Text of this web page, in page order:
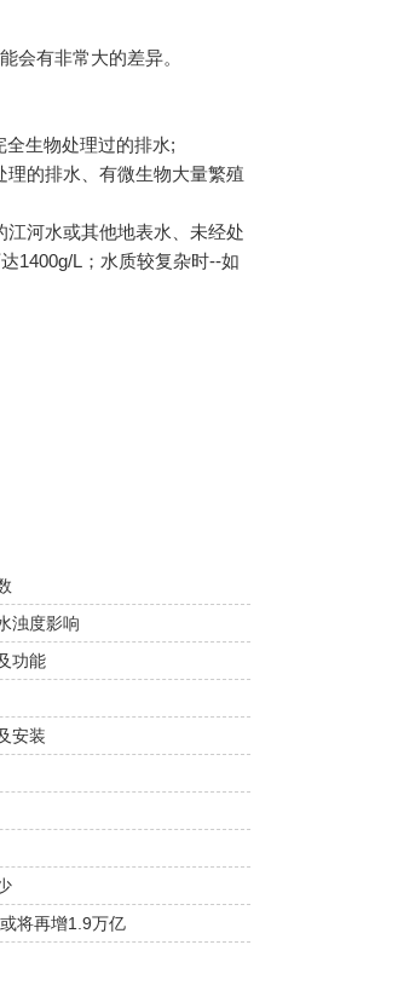
会有非常大的差异。
生物处理过的排水;
的排水、有微生物大量繁殖
河水或其他地表水、未经处
1400g/L；水质较复杂时--如
浊度影响
功能
安装
将再增1.9万亿